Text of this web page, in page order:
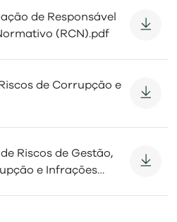
de Responsável
(RCN).pdf
de Corrupção e
Riscos de Gestão,
e Infrações